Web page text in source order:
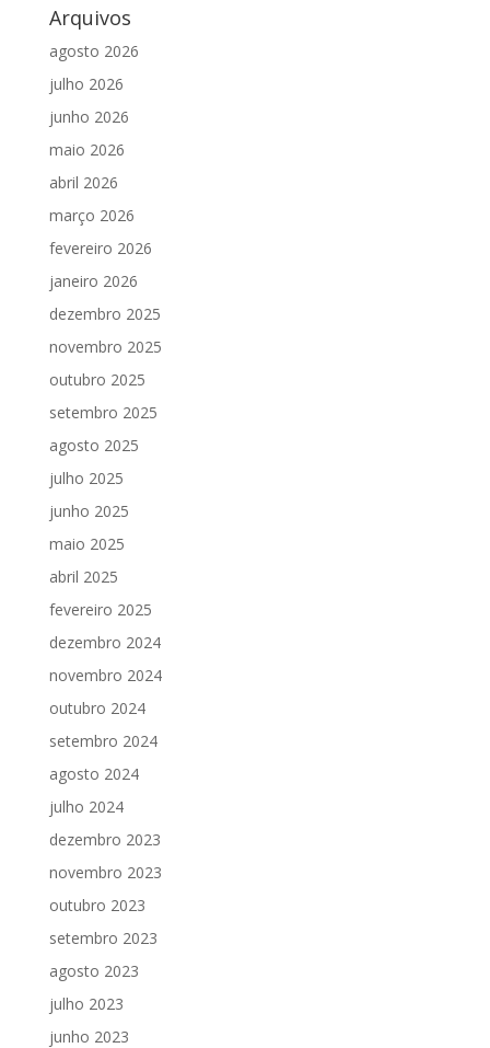
Arquivos
agosto 2026
julho 2026
junho 2026
maio 2026
abril 2026
março 2026
fevereiro 2026
janeiro 2026
dezembro 2025
novembro 2025
outubro 2025
setembro 2025
agosto 2025
julho 2025
junho 2025
maio 2025
abril 2025
fevereiro 2025
dezembro 2024
novembro 2024
outubro 2024
setembro 2024
agosto 2024
julho 2024
dezembro 2023
novembro 2023
outubro 2023
setembro 2023
agosto 2023
julho 2023
junho 2023